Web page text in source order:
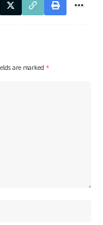
are marked *